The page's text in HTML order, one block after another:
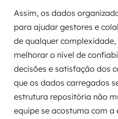
Assim, os dados
para ajudar gestores e
de qualquer
melhorar o nível de
decisões e satisfação dos
que os dados carregados
estrutura repositória não
equipe se acostuma com